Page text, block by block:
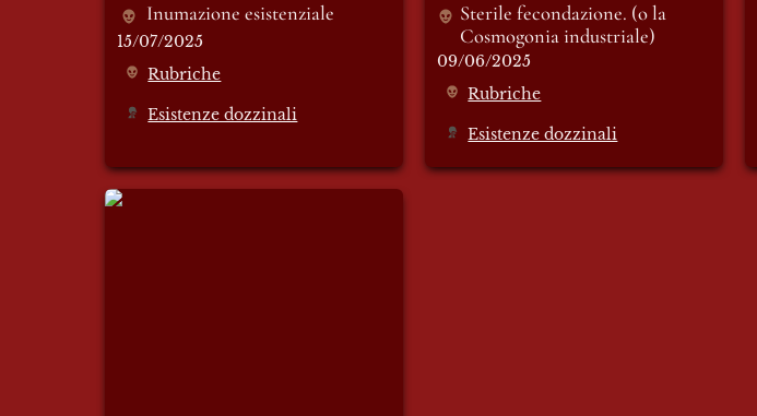
Inumazione esistenziale
15/07/2025
Rubriche
Esistenze dozzinali
Sterile fecondazione. (o la
Cosmogonia industriale)
09/06/2025
Rubriche
Esistenze dozzinali
Tre preghiere al Dio dei